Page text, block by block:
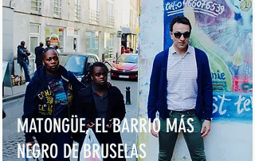
MATONGÜE, EL BARRIO MÁS
NEGRO DE BRUSELAS